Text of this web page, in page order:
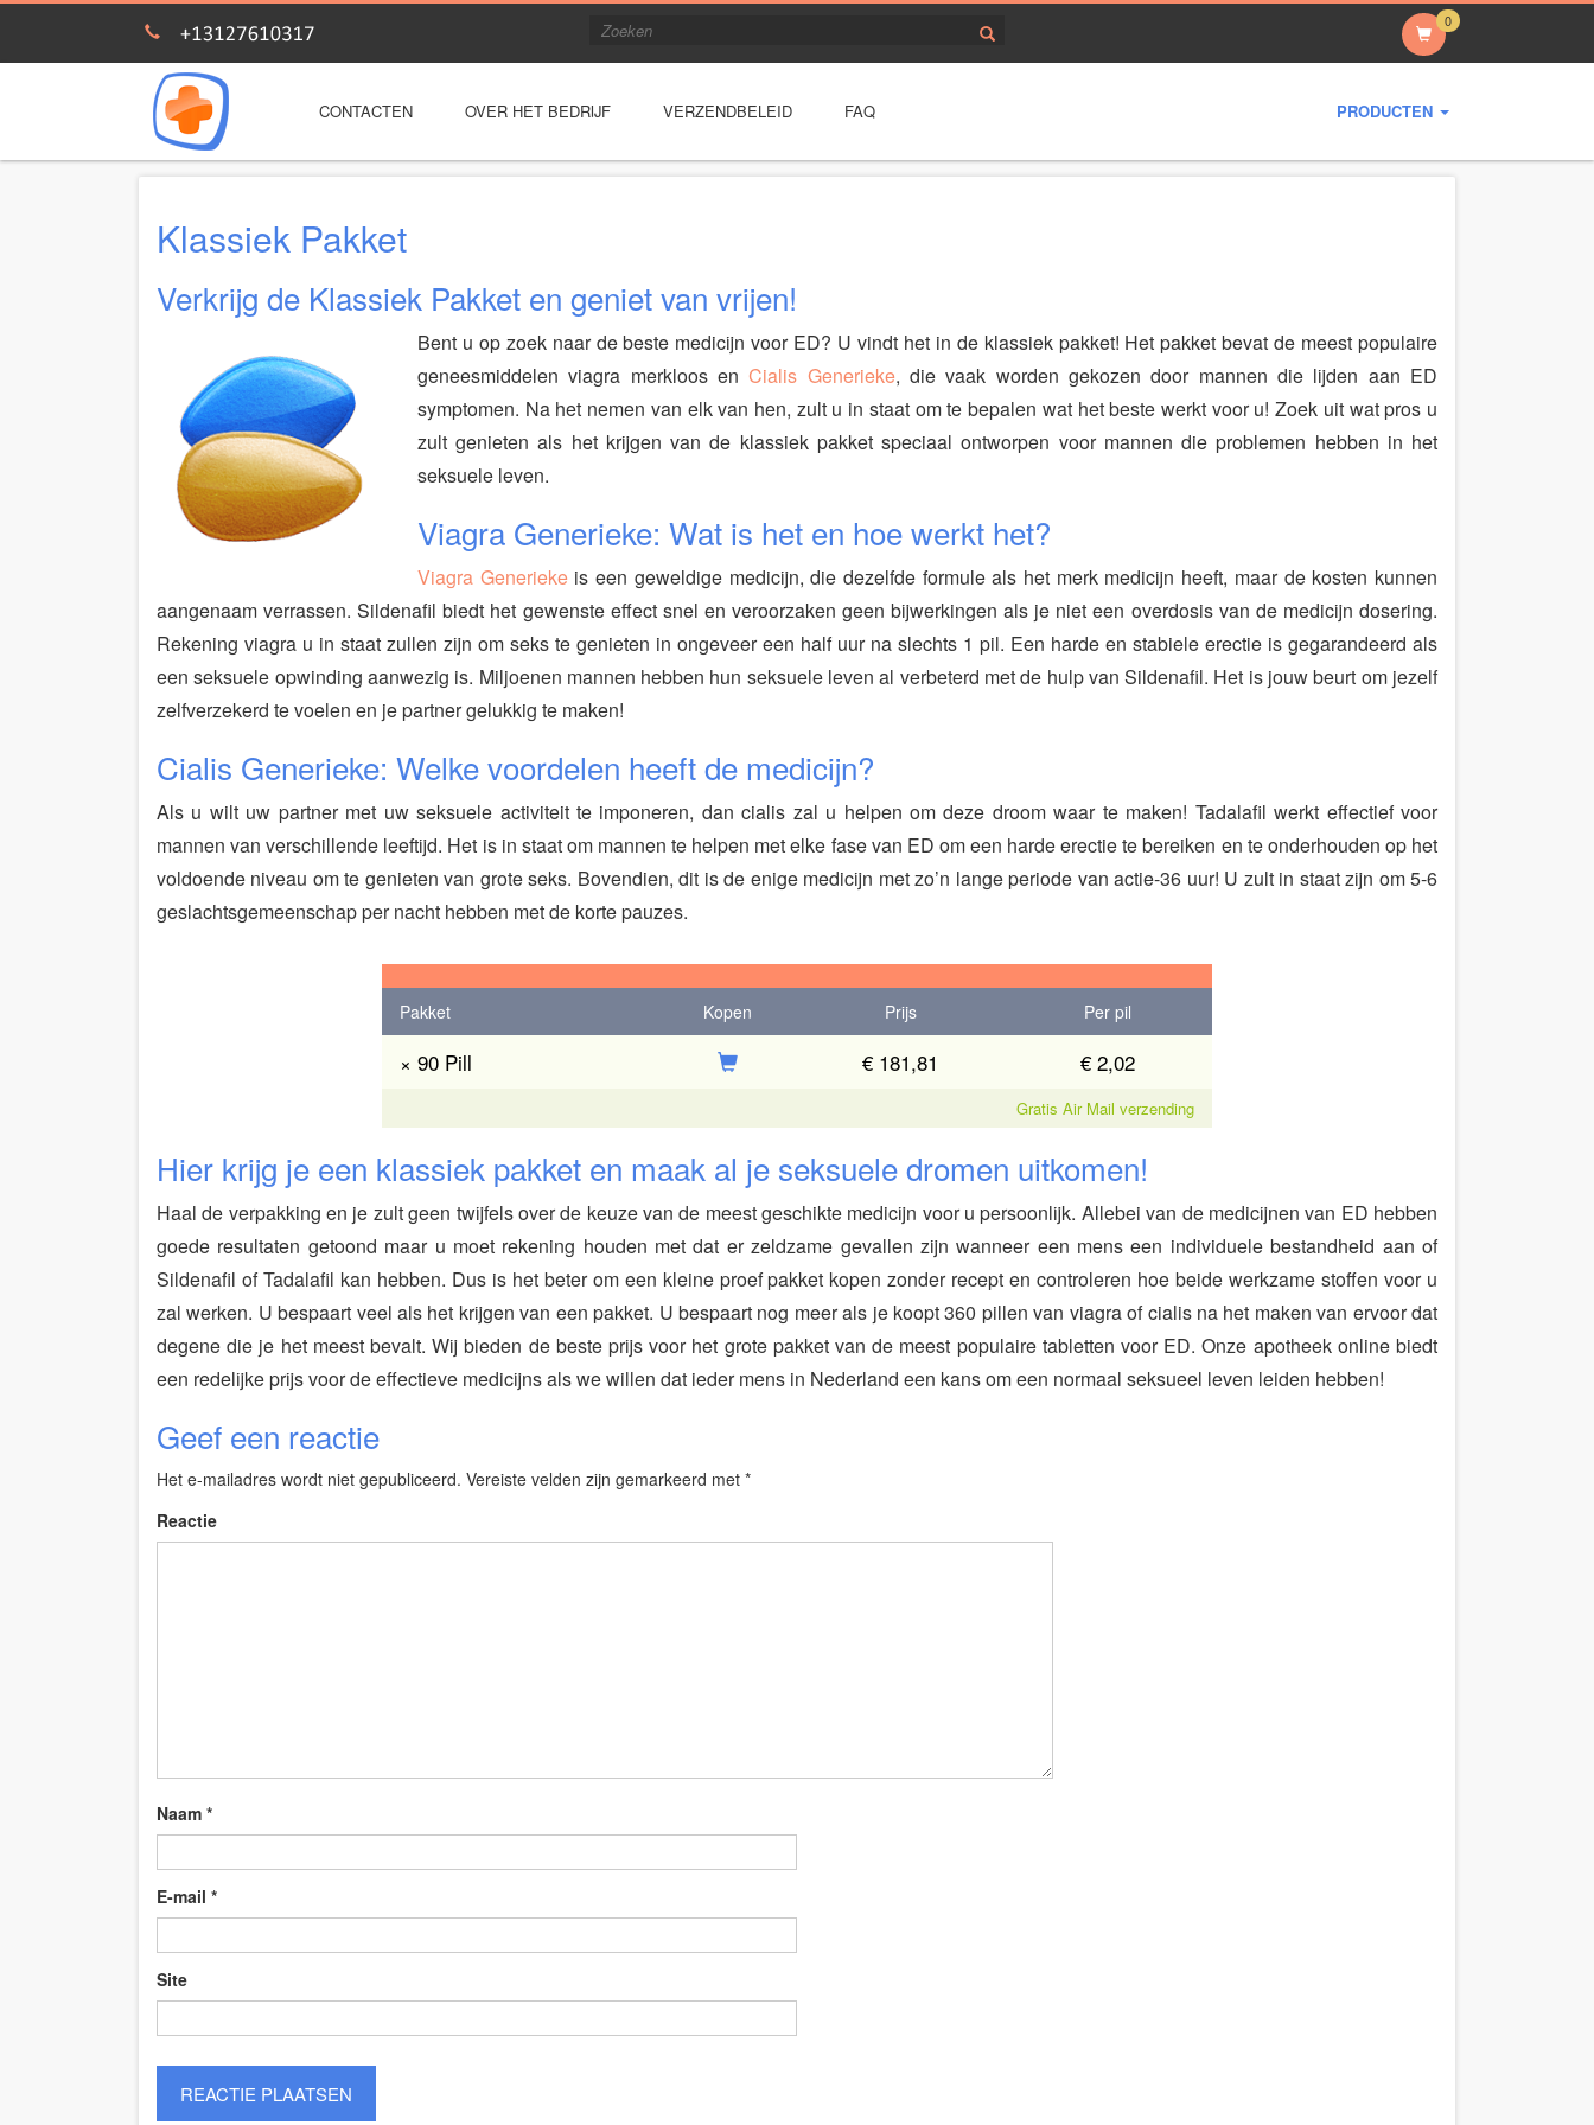
0
CONTACTEN OVER HET BEDRIJF VERZENDBELEID FAQ PRODUCTEN
Klassiek Pakket
Verkrijg de Klassiek Pakket en geniet van vrijen!
Bent u op zoek naar de beste medicijn voor ED? U vindt het in de klassiek pakket! Het pakket bevat de meest populaire
geneesmiddelen viagra merkloos enCialis Generieke, die vaak worden gekozen door mannen die lijden aan ED
symptomen. Na het nemen van elk van hen, zult u in staat om te bepalen wat het beste werkt voor u! Zoek uit wat pros u
zult genieten als het krijgen van de klassiek pakket speciaal ontworpen voor mannen die problemen hebben in het
seksuele leven.
Viagra Generieke: Wat is het en hoe werkt het?
Viagra Generiekeis een geweldige medicijn, die dezelfde formule als het merk medicijn heeft, maar de kosten kunnen
aangenaam verrassen. Sildenafil biedt het gewenste effect snel en veroorzaken geen bijwerkingen als je niet een overdosis van de medicijn dosering.
Rekening viagra u in staat zullen zijn om seks te genieten in ongeveer een half uur na slechts 1 pil. Een harde en stabiele erectie is gegarandeerd als
een seksuele opwinding aanwezig is. Miljoenen mannen hebben hun seksuele leven al verbeterd met de hulp van Sildenafil. Het is jouw beurt om jezelf
zelfverzekerd te voelen en je partner gelukkig te maken!
Cialis Generieke: Welke voordelen heeft de medicijn?
Als u wilt uw partner met uw seksuele activiteit te imponeren, dan cialis zal u helpen om deze droom waar te maken! Tadalafil werkt effectief voor
mannen van verschillende leeftijd. Het is in staat om mannen te helpen met elke fase van ED om een harde erectie te bereiken en te onderhouden op het
voldoende niveau om te genieten van grote seks. Bovendien, dit is de enige medicijn met zo’n lange periode van actie-36 uur! U zult in staat zijn om 5-6
geslachtsgemeenschap per nacht hebben met de korte pauzes.
Pakket Kopen Prijs Per pil
× 90 Pill € 181,81 € 2,02
Gratis Air Mail verzending
Hier krijg je een klassiek pakket en maak al je seksuele dromen uitkomen!
Haal de verpakking en je zult geen twijfels over de keuze van de meest geschikte medicijn voor u persoonlijk. Allebei van de medicijnen van ED hebben
goede resultaten getoond maar u moet rekening houden met dat er zeldzame gevallen zijn wanneer een mens een individuele bestandheid aan of
Sildenafil of Tadalafil kan hebben. Dus is het beter om een kleine proef pakket kopen zonder recept en controleren hoe beide werkzame stoffen voor u
zal werken. U bespaart veel als het krijgen van een pakket. U bespaart nog meer als je koopt 360 pillen van viagra of cialis na het maken van ervoor dat
degene die je het meest bevalt. Wij bieden de beste prijs voor het grote pakket van de meest populaire tabletten voor ED. Onze apotheek online biedt
een redelijke prijs voor de effectieve medicijns als we willen dat ieder mens in Nederland een kans om een normaal seksueel leven leiden hebben!
Geef een reactie
Het e-mailadres wordt niet gepubliceerd. Vereiste velden zijn gemarkeerd met *
Reactie
Naam *
E-mail *
Site